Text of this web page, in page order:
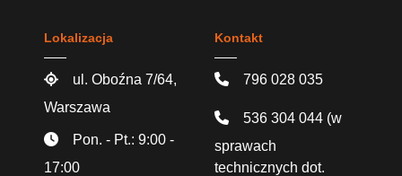
Lokalizacja
ul. Oboźna 7/64,
Warszawa
Pon. - Pt.: 9:00 -
17:00
Kontakt
796 028 035
536 304 044 (w
sprawach
technicznych dot.